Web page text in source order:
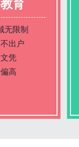
育
无限制
出户
凭
高